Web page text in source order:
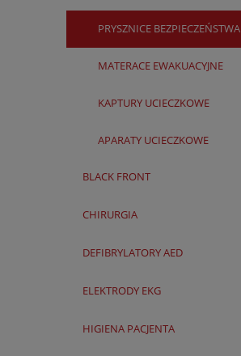
PRYSZNICE BEZPIECZEŃSTWA
MATERACE EWAKUACYJNE
KAPTURY UCIECZKOWE
APARATY UCIECZKOWE
BLACK FRONT
CHIRURGIA
DEFIBRYLATORY AED
ELEKTRODY EKG
HIGIENA PACJENTA